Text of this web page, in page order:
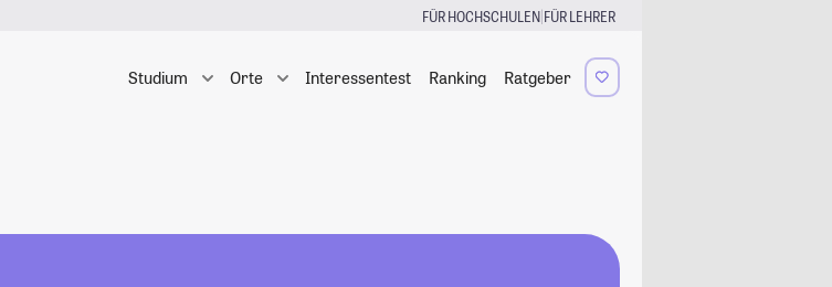
FÜR HOCHSCHULEN|FÜR LEHRER
Studium Orte Interessentest Ranking Ratgeber